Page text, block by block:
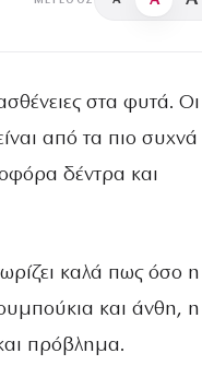
στα φυτά. Οι
από τα πιο συχνά
δέντρα και
καλά πως όσο η
και άνθη, η
πρόβλημα.